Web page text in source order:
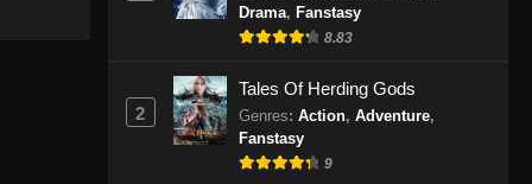
Drama, Fanstasy
8.83
2
Tales Of Herding Gods
Genres: Action, Adventure,
Fanstasy
9